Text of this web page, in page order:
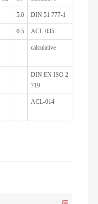
5.0 DIN 51 777-1
0.5 ACL-035
calculative
DIN EN ISO 2
719
ACL-014